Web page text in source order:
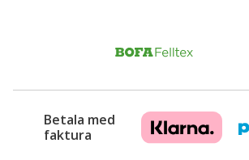
Betala med
faktura